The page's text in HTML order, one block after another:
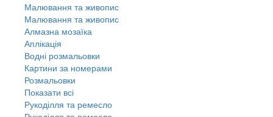
Малювання та живопис
Малювання та живопис
Алмазна мозаїка
Аплікація
Водні розмальовки
Картини за номерами
Розмальовки
Показати всі
Рукоділля та ремесло